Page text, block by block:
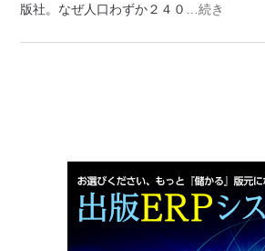
版社。なぜ人口わずか２４０
…続き